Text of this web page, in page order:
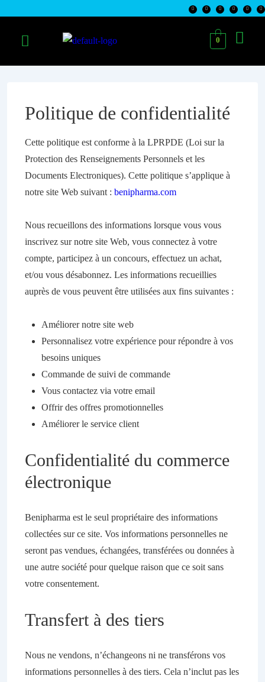
0
Politique de confidentialité
Cette politique est conforme à la LPRPDE (Loi sur la
Protection des Renseignements Personnels et les
Documents Electroniques). Cette politique s’applique à
notre site Web suivant : benipharma.com
Nous recueillons des informations lorsque vous vous
inscrivez sur notre site Web, vous connectez à votre
compte, participez à un concours, effectuez un achat,
et/ou vous désabonnez. Les informations recueillies
auprès de vous peuvent être utilisées aux fins suivantes :
Améliorer notre site web
Personnalisez votre expérience pour répondre à vos
besoins uniques
Commande de suivi de commande
Vous contactez via votre email
Offrir des offres promotionnelles
Améliorer le service client
Confidentialité du commerce
électronique
Benipharma est le seul propriétaire des informations
collectées sur ce site. Vos informations personnelles ne
seront pas vendues, échangées, transférées ou données à
une autre société pour quelque raison que ce soit sans
votre consentement.
Transfert à des tiers
Nous ne vendons, n’échangeons ni ne transférons vos
informations personnelles à des tiers. Cela n’inclut pas les